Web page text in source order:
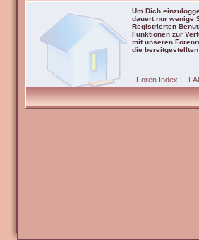
Um Dich
dauert nur wenige
Registrierten
Funktionen zur
mit unseren
die bereitgestellten
Foren Index |